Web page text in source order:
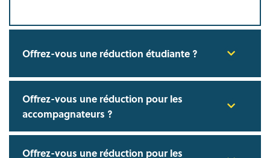
Offrez-vous une réduction étudiante ?
Offrez-vous une réduction pour les
accompagnateurs ?
Offrez-vous une réduction pour les